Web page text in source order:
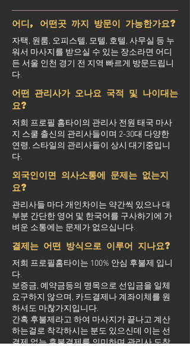
어디, 어떤곳 까지 방문이 가능한가요?
자택, 원룸, 오피스텔, 모텔, 호텔, 사무실 등 누
워서 마사지를 받으실 수 있는 장소라면 어디
든 서울 인천 경기 전 지역 빠르게 방문드립니
다.
어떤 관리사가 오나요 국적 및 나이대는
요?
저희 프로필 홈타이의 관리사 전원 태국 마사
지 스쿨 출신의 관리사들이며 2-30대 다양한
연령, 스타일의 관리사들이 상시 대기중입니
다.
외국인이면 의사소통에 문제는 없는지
요?
관리사들 마다 개인차이는 약간씩 있으나 대
부분 간단한 영어 및 한국어를 구사하기에 가
벼운 소통에는 문제가 없으십니다.
결제는 어떤 방식으로 이루어 지나요?
저희 프로필홈타이는 100% 안심 후불제 입니
다.
보증금, 예약금등의 명목으로 선입금을 일체
요구하지 않으며, 카드결제나 계좌이체를 원
하셔도 마찮가지입니다.
간혹 후불제라고 하여 마사지가 끝나고 계산
하는걸로 착각하시는 분도 있으신데 이는 선
결제 없는 후불결제를 의미하며 관리사 도착